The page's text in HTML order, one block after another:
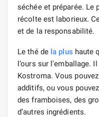
séchée et préparée. Le
récolte est laborieux.
et de la responsabilité.
Le thé de la plus haute
l’ours sur l'emballage.
Kostroma. Vous
additifs, ou vous
des framboises, des
d’autres ingrédients.